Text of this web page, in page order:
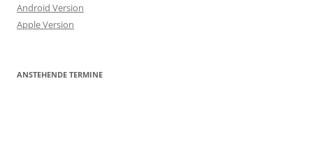
Android Version
Apple Version
ANSTEHENDE TERMINE